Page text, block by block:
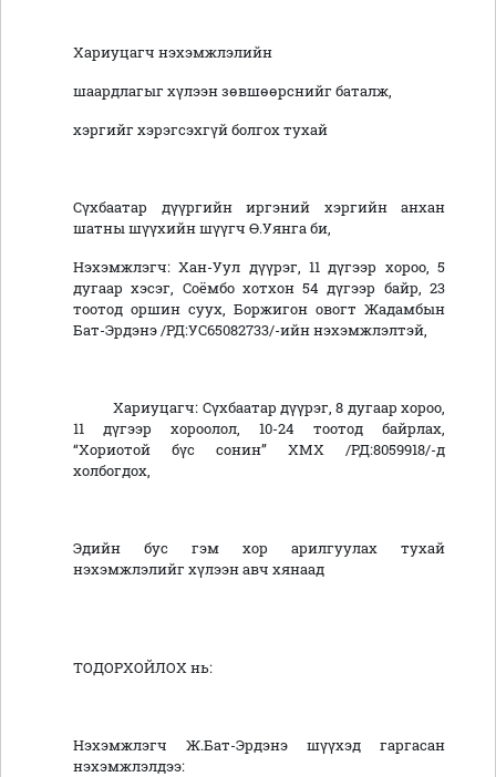
Хариуцагч нэхэмжлэлийн
шаардлагыг хүлээн зөвшөөрснийг баталж,
хэргийг хэрэгсэхгүй болгох тухай
Сүхбаатар дүүргийн иргэний хэргийн анхан
шатны шүүхийн шүүгч Ө.Уянга би,
Нэхэмжлэгч: Хан-Уул дүүрэг, 11 дүгээр хороо, 5
дугаар хэсэг, Соёмбо хотхон 54 дүгээр байр, 23
тоотод оршин суух, Боржигон овогт Жадамбын
Бат-Эрдэнэ /РД:УС65082733/-ийн нэхэмжлэлтэй,
Хариуцагч: Сүхбаатар дүүрэг, 8 дугаар хороо,
11 дүгээр хороолол, 10-24 тоотод байрлах,
“Хориотой бүс сонин” ХМХ /РД:8059918/-д
холбогдох,
Эдийн бус гэм хор арилгуулах тухай
нэхэмжлэлийг хүлээн авч хянаад
ТОДОРХОЙЛОХ нь:
Нэхэмжлэгч Ж.Бат-Эрдэнэ шүүхэд гаргасан
нэхэмжлэлдээ: